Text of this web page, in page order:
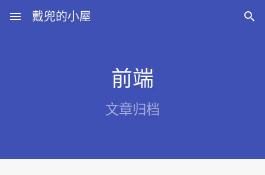
menu 戴兜的小屋 
前端
文章归档